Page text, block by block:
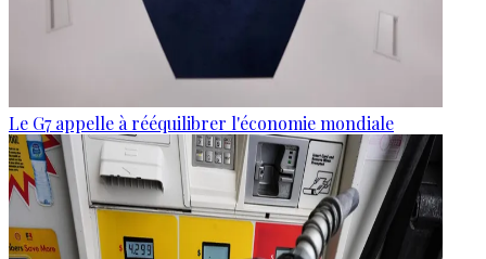
Le G7 appelle à rééquilibrer l'économie mondiale